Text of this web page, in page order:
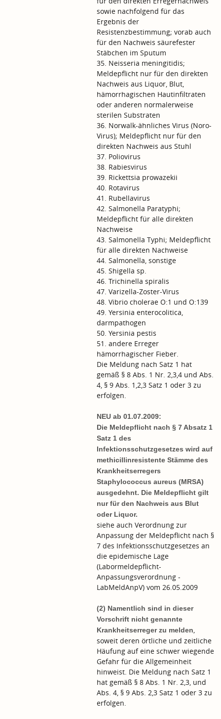
sowie nachfolgend für das
Ergebnis der
Resistenzbestimmung; vorab auch
für den Nachweis säurefester
Stäbchen im Sputum
35. Neisseria meningitidis;
Meldepflicht nur für den direkten
Nachweis aus Liquor, Blut,
hämorrhagischen Hautinfiltraten
oder anderen normalerweise
sterilen Substraten
36. Norwalk-ähnliches Virus (Noro-
Virus); Meldepflicht nur für den
direkten Nachweis aus Stuhl
37. Poliovirus
38. Rabiesvirus
39. Rickettsia prowazekii
40. Rotavirus
41. Rubellavirus
42. Salmonella Paratyphi;
Meldepflicht für alle direkten
Nachweise
43. Salmonella Typhi; Meldepflicht
für alle direkten Nachweise
44. Salmonella, sonstige
45. Shigella sp.
46. Trichinella spiralis
47. Varizella-Zoster-Virus
48. Vibrio cholerae O:1 und O:139
49. Yersinia enterocolitica,
darmpathogen
50. Yersinia pestis
51. andere Erreger
hämorrhagischer Fieber.
Die Meldung nach Satz 1 hat
gemäß § 8 Abs. 1 Nr. 2,3,4 und Abs.
4, § 9 Abs. 1,2,3 Satz 1 oder 3 zu
erfolgen.
NEU ab 01.07.2009:
Die Meldepflicht nach § 7 Absatz 1
Satz 1 des
Infektionsschutzgesetzes wird auf
methicillinresistente Stämme des
Krankheitserregers
Staphylococcus aureus (MRSA)
ausgedehnt. Die Meldepflicht gilt
nur für den Nachweis aus Blut
oder Liquor.
siehe auch Verordnung zur
Anpassung der Meldepflicht nach §
7 des Infektionsschutzgesetzes an
die epidemische Lage
(Labormeldepflicht-
Anpassungsverordnung -
LabMeldAnpV) vom 26.05.2009
(2) Namentlich sind in dieser
Vorschrift nicht genannte
Krankheitserreger zu melden
soweit deren örtliche und zeitliche
Häufung auf eine schwer wiegende
Gefahr für die Allgemeinheit
hinweist. Die Meldung nach Satz 1
hat gemäß § 8 Abs. 1 Nr. 2,3, und
Abs. 4, § 9 Abs. 2,3 Satz 1 oder 3 zu
erfolgen.